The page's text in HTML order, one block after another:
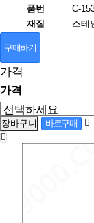
품번
C-
재질
스테
구매하기
가격
가격